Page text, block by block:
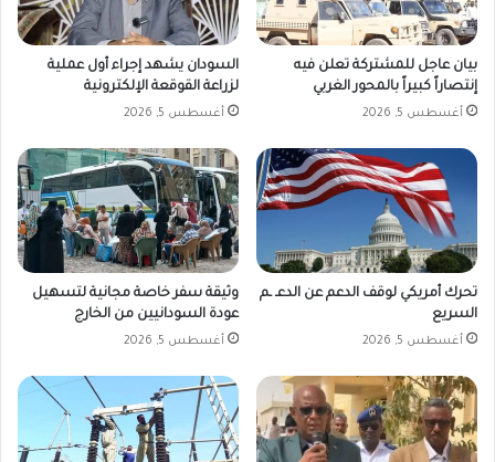
بيان عاجل للمشتركة تعلن فيه
إنتصاراً كبيراً بالمحور الغربي
أغسطس 5, 2026
السودان يشهد إجراء أول عملية
لزراعة القوقعة الإلكترونية
أغسطس 5, 2026
تحرك أمريكي لوقف الدعم عن الدعـ ـم
السريع
أغسطس 5, 2026
وثيقة سفر خاصة مجانية لتسهيل
عودة السودانيين من الخارج
أغسطس 5, 2026